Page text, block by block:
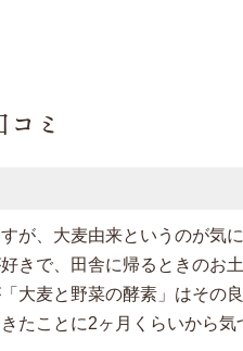
ミ
が、大麦由来というのが気
きで、田舎に帰るときのお
大麦と野菜の酵素」はその
たことに2ヶ月くらいから